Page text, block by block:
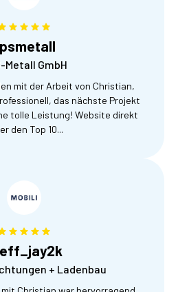
Metall GmbH
mit der Arbeit von Christian,
das nächste Projekt
tolle Leistung! Website direkt
den Top 10...
+ Ladenbau